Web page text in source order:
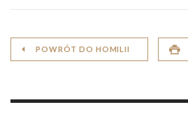
POWRÓT DO HOMILII